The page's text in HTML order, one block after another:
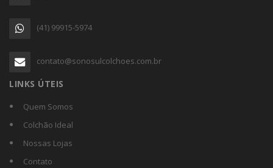
(41) 99915-5974
contato@sonosulcolchoes.com.br
LINKS ÚTEIS
Quem Somos
Colchão Ideal
Nossas Lojas
Contato